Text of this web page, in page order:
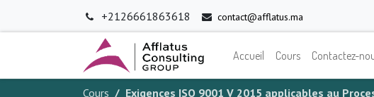
+2126661863618 contact@afflatus.ma
Accueil Cours Contactez-
Cours Exigences ISO 9001 V 2015 applicables au